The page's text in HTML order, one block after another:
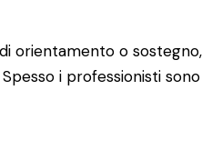
o
i professionisti